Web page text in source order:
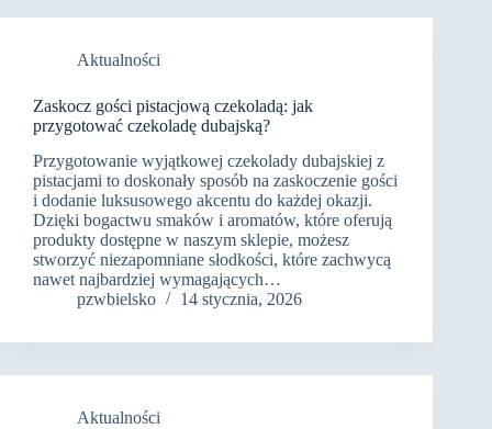
Aktualności
Zaskocz gości pistacjową czekoladą: jak
przygotować czekoladę dubajską?
Przygotowanie wyjątkowej czekolady dubajskiej z
pistacjami to doskonały sposób na zaskoczenie gości
i dodanie luksusowego akcentu do każdej okazji.
Dzięki bogactwu smaków i aromatów, które oferują
produkty dostępne w naszym sklepie, możesz
stworzyć niezapomniane słodkości, które zachwycą
nawet najbardziej wymagających…
pzwbielsko
14 stycznia, 2026
Aktualności